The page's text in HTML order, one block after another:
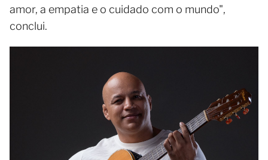
amor, a empatia e o cuidado com o mundo",
conclui.